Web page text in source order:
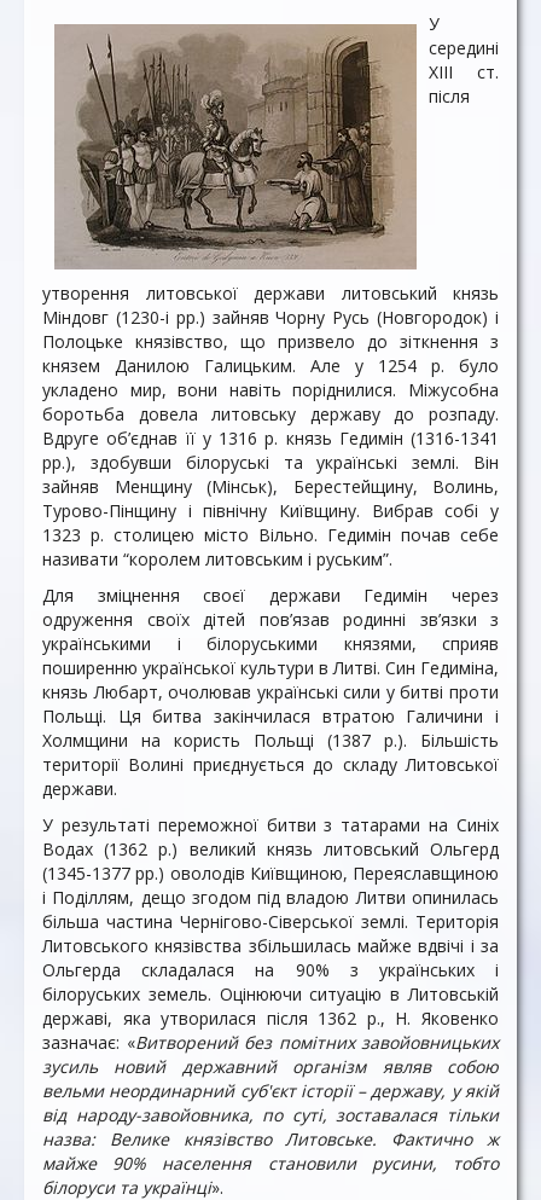
У
середині
ХІІІ ст.
після
утворення литовської держави литовський князь
Міндовг (1230-і рр.) зайняв Чорну Русь (Новгородок) і
Полоцьке князівство, що призвело до зіткнення з
князем Данилою Галицьким. Але у 1254 р. було
укладено мир, вони навіть поріднилися. Міжусобна
боротьба довела литовську державу до розпаду.
Вдруге об’єднав її у 1316 р. князь Гедимін (1316-1341
рр.), здобувши білоруські та українські землі. Він
зайняв Менщину (Мінськ), Берестейщину, Волинь,
Турово-Пінщину і північну Київщину. Вибрав собі у
1323 р. столицею місто Вільно. Гедимін почав себе
називати “королем литовським і руським”.
Для зміцнення своєї держави Гедимін через
одруження своїх дітей пов’язав родинні зв’язки з
українськими і білоруськими князями, сприяв
поширенню української культури в Литві. Син Гедиміна,
князь Любарт, очолював українські сили у битві проти
Польщі. Ця битва закінчилася втратою Галичини і
Холмщини на користь Польщі (1387 р.). Більшість
території Волині приєднується до складу Литовської
держави.
У результаті переможної битви з татарами на Синіх
Водах (1362 р.) великий князь литовський Ольгерд
(1345-1377 рр.) оволодів Київщиною, Переяславщиною
і Поділлям, дещо згодом під владою Литви опинилась
більша частина Чернігово-Сіверської землі. Територія
Литовського князівства збільшилась майже вдвічі і за
Ольгерда складалася на 90% з українських і
білоруських земель. Оцінюючи ситуацію в Литовській
державі, яка утворилася після 1362 p., Н. Яковенко
зазначає: «Витворений без помітних завойовницьких
зусиль новий державний організм являв собою
вельми неординарний суб'єкт історії – державу, у якій
від народу-завойовника, по суті, зоставалася тільки
назва: Велике князівство Литовське. Фактично ж
майже 90% населення становили русини, тобто
білоруси та українці».